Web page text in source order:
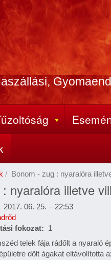
Bonom - zug : nyaralóra
nyaralóra illetve
2017. 06. 25. – 22:53
fokozat
1
telek fája rádőlt a nyaraló
dőlt ágakat eltávolította